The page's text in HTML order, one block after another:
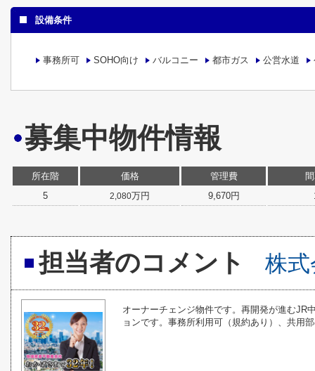
設備条件
事務所可 SOHO向け バルコニー 都市ガス 公営水道
募集中物件情報
所在階 価格 管理費
5
2,080万円 9,670円
担当者のコメント 株
オーナーチェンジ物件です。再開発が進むJR
ョンです。事務所利用可（規約あり）、共用